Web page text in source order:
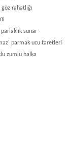
rahatlığı
sunar
parmak ucu taretleri
zumlu halka